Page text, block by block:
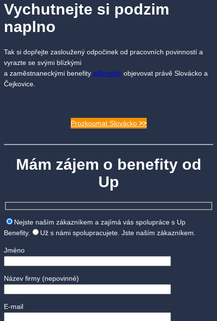
Vychutnejte si podzim
naplno
Tak si dopřejte zasloužený odpočinek od pracovních povinností a
vyrazte se svými blízkými
a zaměstnaneckými benefity eBenefity objevovat právě Slovácko a
Čejkovice.
Prozkoumat Slovácko >>
Mám zájem o benefity od
Up
Nejste naším zákazníkem a zajímá vás spolupráce s Up
Benefity.
Už s námi spolupracujete. Jste naším zákazníkem.
Jméno
Název firmy (nepovinné)
E-mail